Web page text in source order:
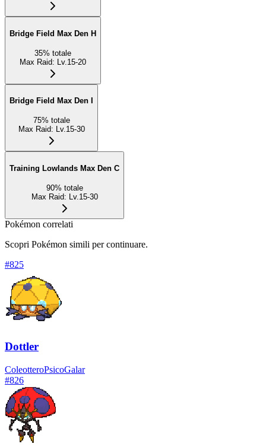
Bridge Field Max Den H
35% totale
Max Raid: Lv.15-20
Bridge Field Max Den I
75% totale
Max Raid: Lv.15-30
Training Lowlands Max Den C
90% totale
Max Raid: Lv.15-30
Pokémon correlati
Scopri Pokémon simili per continuare.
#825
Dottler
ColeotteroPsicoGalar
#826